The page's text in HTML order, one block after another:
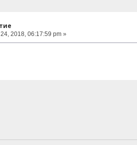
2018, 06:17:59 pm »